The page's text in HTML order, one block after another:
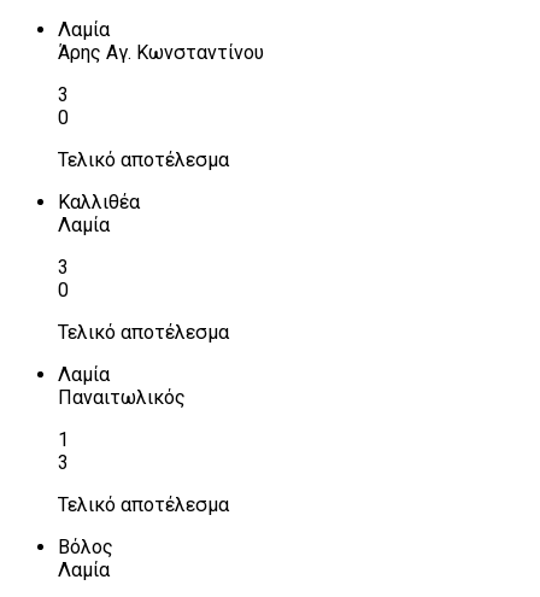
Λαμία
Άρης Αγ. Κωνσταντίνου
3
0
Τελικό αποτέλεσμα
Καλλιθέα
Λαμία
3
0
Τελικό αποτέλεσμα
Λαμία
Παναιτωλικός
1
3
Τελικό αποτέλεσμα
Βόλος
Λαμία